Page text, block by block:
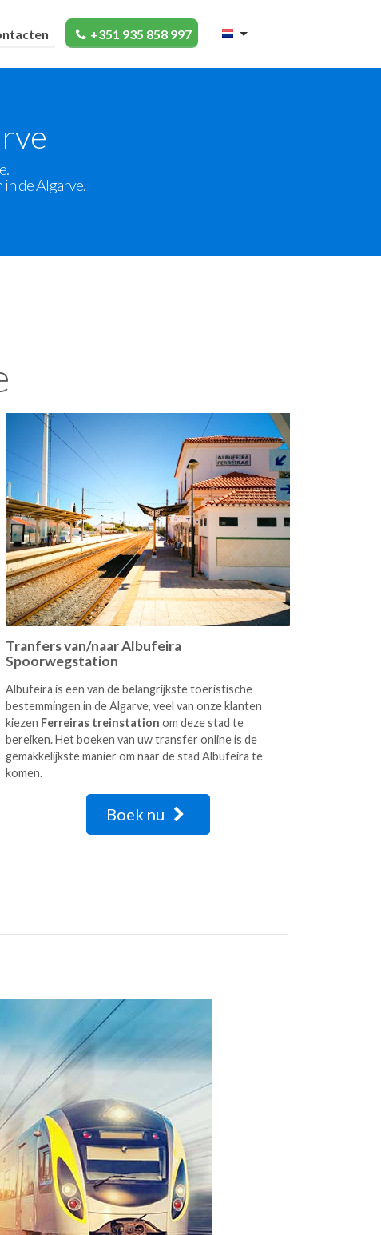
+351 935 858 997
de Algarve.
Tranfers van/naar Albufeira
Spoorwegstation
Albufeira is een van de belangrijkste toeristische
bestemmingen in de Algarve, veel van onze klanten
kiezen Ferreiras treinstation om deze stad te
bereiken. Het boeken van uw transfer online is de
gemakkelijkste manier om naar de stad Albufeira te
komen.
Boek nu